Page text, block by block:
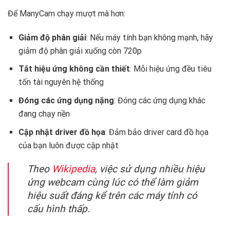
Để ManyCam chạy mượt mà hơn:
Giảm độ phân giải: Nếu máy tính bạn không mạnh, hãy
giảm độ phân giải xuống còn 720p
Tắt hiệu ứng không cần thiết: Mỗi hiệu ứng đều tiêu
tốn tài nguyên hệ thống
Đóng các ứng dụng nặng: Đóng các ứng dụng khác
đang chạy nền
Cập nhật driver đồ họa: Đảm bảo driver card đồ họa
của bạn luôn được cập nhật
Theo Wikipedia, việc sử dụng nhiều hiệu
ứng webcam cùng lúc có thể làm giảm
hiệu suất đáng kể trên các máy tính có
cấu hình thấp.